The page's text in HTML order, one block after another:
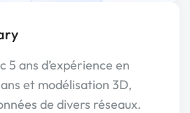
5 ans d’expérience en
et modélisation 3D,
de divers réseaux.